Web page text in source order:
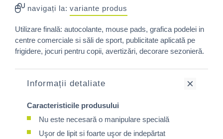
navigați la: variante produs
Utilizare finală: autocolante, mouse pads, grafica podelei in
centre comerciale si săli de sport, publicitate aplicată pe
frigidere, jocuri pentru copii, avertizări, decorare sezonieră.
Informații detaliate
Caracteristicile produsului
Nu este necesară o manipulare specială
Uşor de lipit si foarte uşor de indepărtat